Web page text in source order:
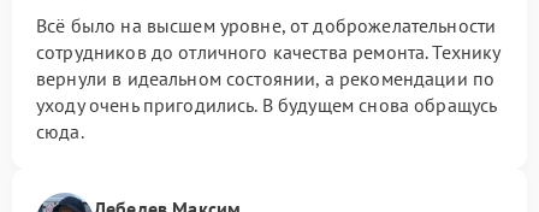
Всё было на высшем уровне, от доброжелательности
сотрудников до отличного качества ремонта. Технику
вернули в идеальном состоянии, а рекомендации по
уходу очень пригодились. В будущем снова обращусь
сюда.